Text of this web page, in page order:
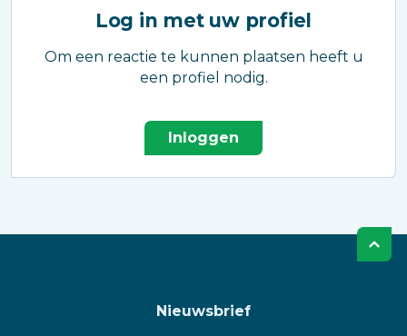
Log in met uw profiel
Om een reactie te kunnen plaatsen heeft u
een profiel nodig.
Inloggen
Nieuwsbrief